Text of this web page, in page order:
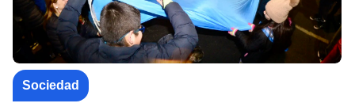
Sociedad